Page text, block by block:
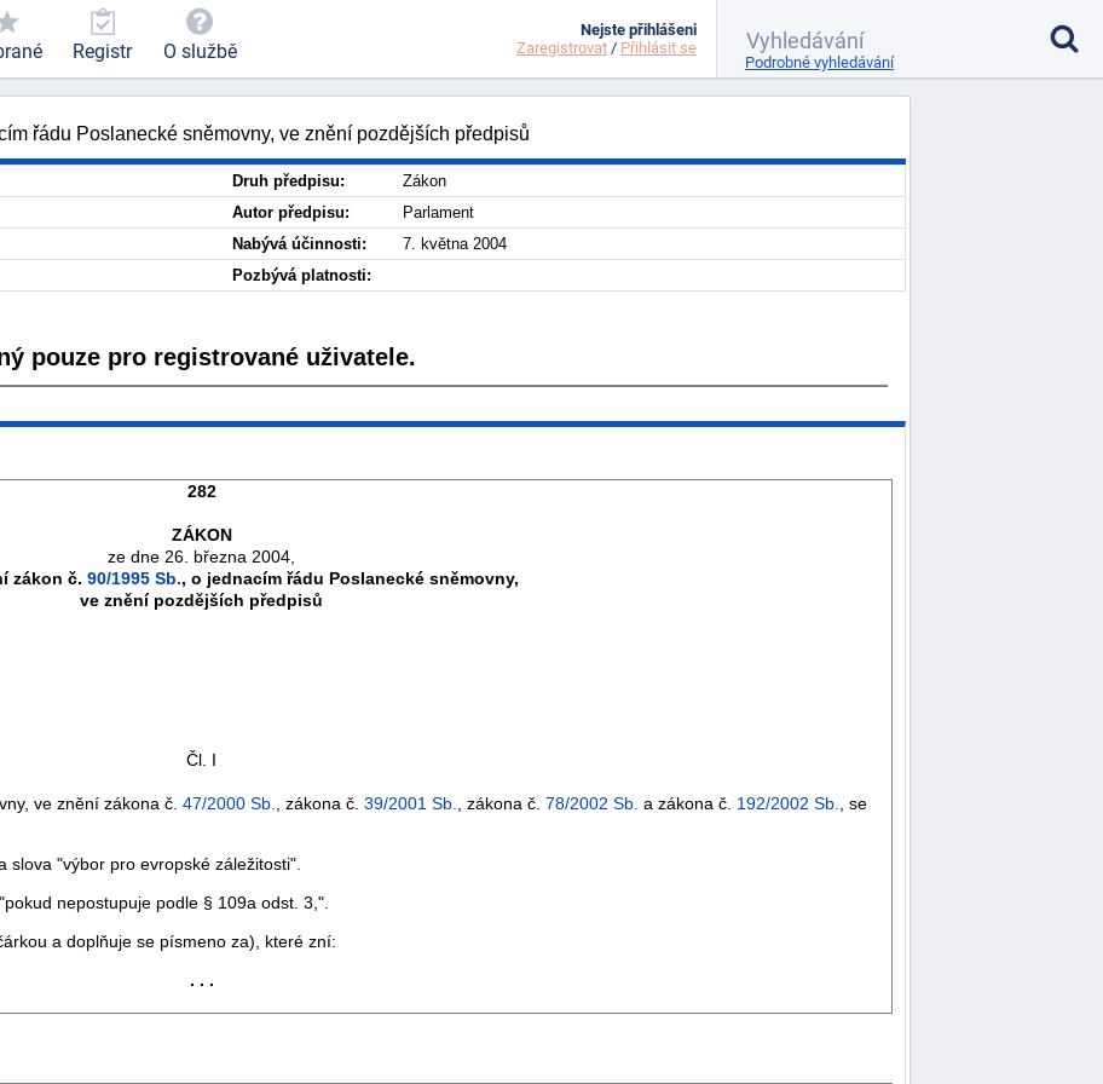
řádu Poslanecké sněmovny, ve znění pozdějších předpisů
Druh předpisu:
Zákon
Autor předpisu:
Parlament
Nabývá účinnosti:
7. května 2004
Pozbývá platnosti:
pouze pro registrované uživatele.
282
ZÁKON
ze dne 26. března 2004,
zákon č. 90/1995 Sb., o jednacím řádu Poslanecké sněmovny,
ve znění pozdějších předpisů
Čl. I
ve znění zákona č. 47/2000 Sb. , zákona č. 39/2001 Sb. , zákona č. 78/2002 Sb. a zákona č. 192/2002 Sb.
, se
"výbor pro evropské záležitosti".
nepostupuje podle § 109a odst. 3,".
a doplňuje se písmeno za), které zní:
. . .
Registr O službě
Nejste přihlášeni
Zaregistrovat / Přihlásit se
Podrobné vyhledávání